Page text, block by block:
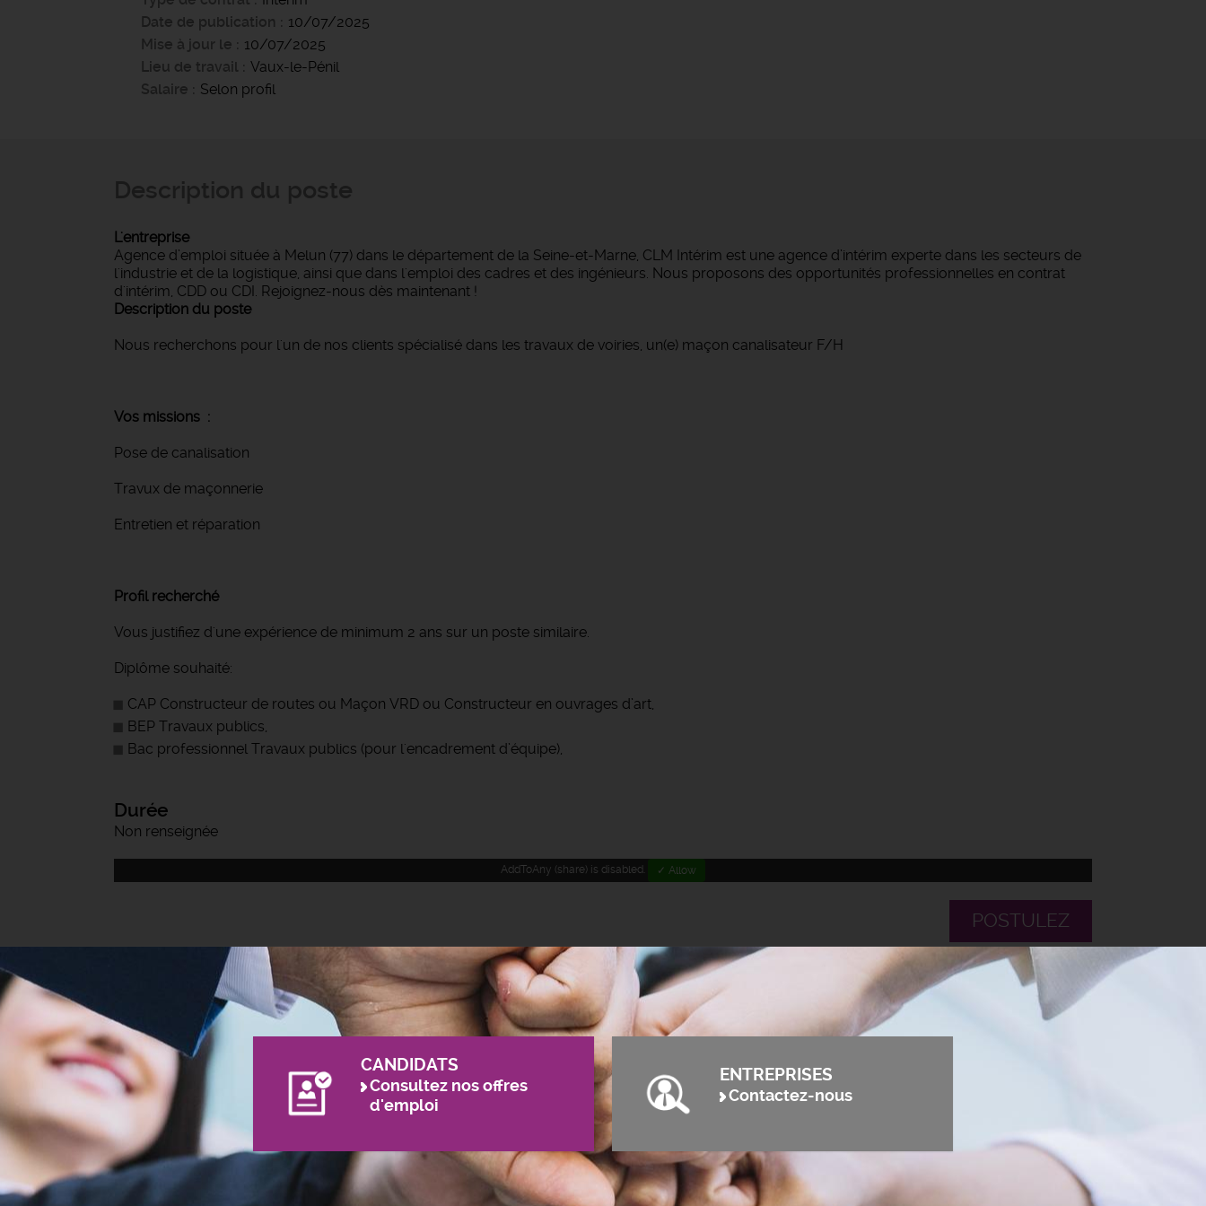
Date de publication
10/07/2025
Mise à jour le
10/07/2025
Lieu de travail
Vaux-le-Pénil
Salaire
Selon profil
L'entreprise
Agence d’emploi située à Melun (77) dans le département de la Seine-et-Marne, CLM Intérim est une agence d’intérim experte dans les secteurs de
l'industrie et de la logistique, ainsi que dans l'emploi des cadres et des ingénieurs. Nous proposons des opportunités professionnelles en contrat
d'intérim, CDD ou CDI. Rejoignez-nous dès maintenant !
Description du poste
Nous recherchons pour l'un de nos clients spécialisé dans les travaux de voiries, un(e) maçon canalisateur F/H
Vos missions :
Pose de canalisation
Travux de maçonnerie
Entretien et réparation
Profil recherché
Vous justifiez d'une expérience de minimum 2 ans sur un poste similaire.
Diplôme souhaité:
CAP Constructeur de routes ou Maçon VRD ou Constructeur en ouvrages d’art,
BEP Travaux publics,
Bac professionnel Travaux publics (pour l'encadrement d’équipe),
Durée
Non renseignée
AddToAny (share) is disabled. ✓ Allow
POSTULEZ
CANDIDATS
Consultez nos offres
d'emploi
ENTREPRISES
Contactez-nous